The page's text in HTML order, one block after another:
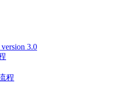
3.0
程